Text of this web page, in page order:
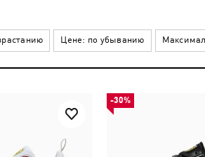
Цене: по убыванию
-30%